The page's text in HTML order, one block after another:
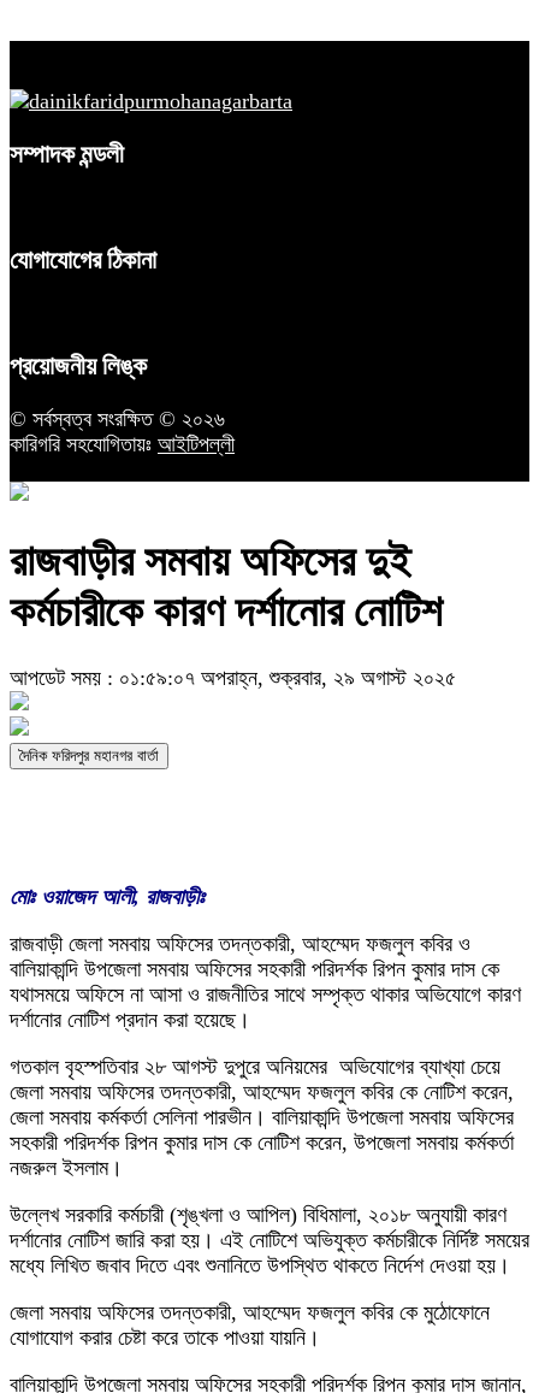
সম্পাদক মন্ডলী
যোগাযোগের ঠিকানা
প্রয়োজনীয় লিঙ্ক
© সর্বস্বত্ব সংরক্ষিত © ২০২৬
কারিগরি সহযোগিতায়ঃ আইটিপল্লী
রাজবাড়ীর সমবায় অফিসের দুই
কর্মচারীকে কারণ দর্শানোর নোটিশ
আপডেট সময় : ০১:৫৯:০৭ অপরাহ্ন, শুক্রবার, ২৯ অগাস্ট ২০২৫
দৈনিক ফরিদপুর মহানগর বার্তা
মোঃ ওয়াজেদ আলী, রাজবাড়ীঃ
রাজবাড়ী জেলা সমবায় অফিসের তদন্তকারী, আহম্মেদ ফজলুল কবির ও
বালিয়াকান্দি উপজেলা সমবায় অফিসের সহকারী পরিদর্শক রিপন কুমার দাস কে
যথাসময়ে অফিসে না আসা ও রাজনীতির সাথে সম্পৃক্ত থাকার অভিযোগে কারণ
দর্শানোর নোটিশ প্রদান করা হয়েছে।
গতকাল বৃহস্পতিবার ২৮ আগস্ট দুপুরে অনিয়মের অভিযোগের ব্যাখ্যা চেয়ে
জেলা সমবায় অফিসের তদন্তকারী, আহম্মেদ ফজলুল কবির কে নোটিশ করেন,
জেলা সমবায় কর্মকর্তা সেলিনা পারভীন। বালিয়াকান্দি উপজেলা সমবায় অফিসের
সহকারী পরিদর্শক রিপন কুমার দাস কে নোটিশ করেন, উপজেলা সমবায় কর্মকর্তা
নজরুল ইসলাম।
উল্লেখ সরকারি কর্মচারী (শৃঙ্খলা ও আপিল) বিধিমালা, ২০১৮ অনুযায়ী কারণ
দর্শানোর নোটিশ জারি করা হয়। এই নোটিশে অভিযুক্ত কর্মচারীকে নির্দিষ্ট সময়ের
মধ্যে লিখিত জবাব দিতে এবং শুনানিতে উপস্থিত থাকতে নির্দেশ দেওয়া হয়।
জেলা সমবায় অফিসের তদন্তকারী, আহম্মেদ ফজলুল কবির কে মুঠোফোনে
যোগাযোগ করার চেষ্টা করে তাকে পাওয়া যায়নি।
বালিয়াকান্দি উপজেলা সমবায় অফিসের সহকারী পরিদর্শক রিপন কুমার দাস জানান,